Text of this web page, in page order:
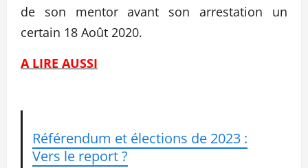
de son mentor avant son arrestation un
certain 18 Août 2020.
A LIRE AUSSI
Référendum et élections de 2023 :
Vers le report ?